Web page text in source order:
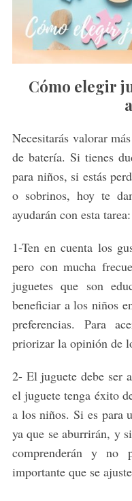
Cómo elegir
Necesitarás valorar
de batería. Si tienes
para niños, si estás
o sobrinos, hoy te
ayudarán con esta tarea:
1-Ten en cuenta los
pero con mucha
juguetes que son
beneficiar a los niños
preferencias. Para
priorizar la opinión de
2- El juguete debe ser
el juguete tenga éxito
a los niños. Si es para
ya que se aburrirán, y
comprenderán y no
importante que se